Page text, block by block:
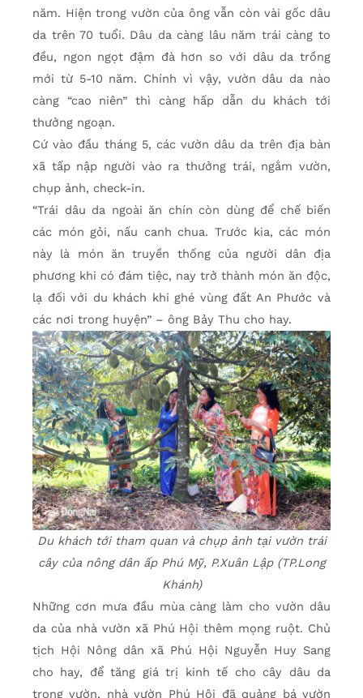
năm. Hiện trong vườn của ông vẫn còn vài gốc dâu
da trên 70 tuổi. Dâu da càng lâu năm trái càng to
đều, ngon ngọt đậm đà hơn so với dâu da trồng
mới từ 5-10 năm. Chính vì vậy, vườn dâu da nào
càng “cao niên” thì càng hấp dẫn du khách tới
thưởng ngoạn.
Cứ vào đầu tháng 5, các vườn dâu da trên địa bàn
xã tấp nập người vào ra thưởng trái, ngắm vườn,
chụp ảnh, check-in.
“Trái dâu da ngoài ăn chín còn dùng để chế biến
các món gỏi, nấu canh chua. Trước kia, các món
này là món ăn truyền thống của người dân địa
phương khi có đám tiệc, nay trở thành món ăn độc,
lạ đối với du khách khi ghé vùng đất An Phước và
các nơi trong huyện” – ông Bảy Thu cho hay.
Du khách tới tham quan và chụp ảnh tại vườn trái
cây của nông dân ấp Phú Mỹ, P.Xuân Lập (TP.Long
Khánh)
Những cơn mưa đầu mùa càng làm cho vườn dâu
da của nhà vườn xã Phú Hội thêm mọng ruột. Chủ
tịch Hội Nông dân xã Phú Hội Nguyễn Huy Sang
cho hay, để tăng giá trị kinh tế cho cây dâu da
trong vườn, nhà vườn Phú Hội đã quảng bá vườn